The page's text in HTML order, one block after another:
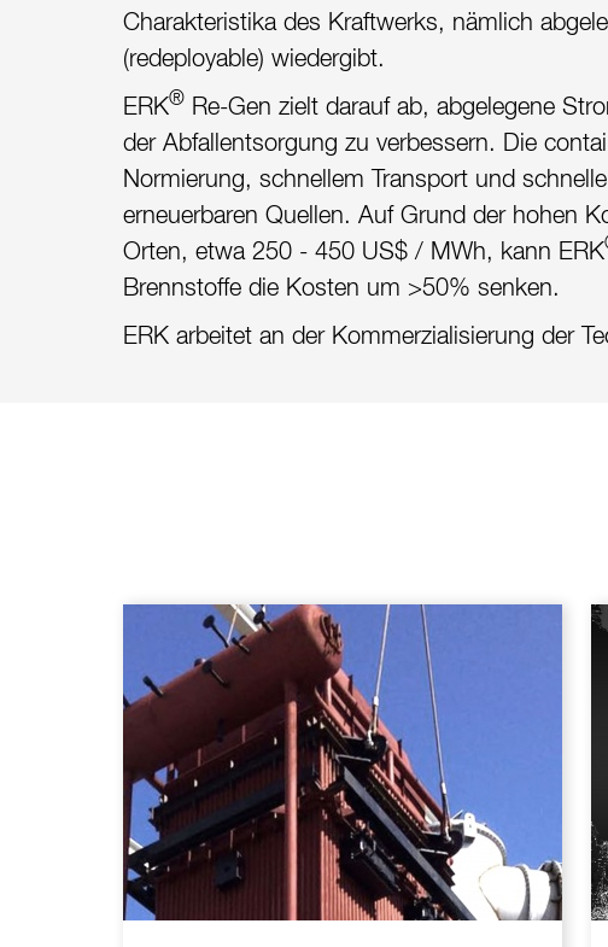
Impressum
Charakteristika des Kraftwerks, nämlich
(redeployable) wiedergibt.
ERK® Re-Gen zielt darauf ab, abgelegene
der Abfallentsorgung zu verbessern. Die
Normierung, schnellem Transport und
erneuerbaren Quellen. Auf Grund der hohen
Orten, etwa 250 - 450 US$ / MWh, kann ERK
Brennstoffe die Kosten um >50% senken.
ERK arbeitet an der Kommerzialisierung der